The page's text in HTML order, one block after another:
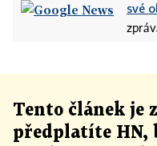
své
Tento článek je
předplatíte HN,